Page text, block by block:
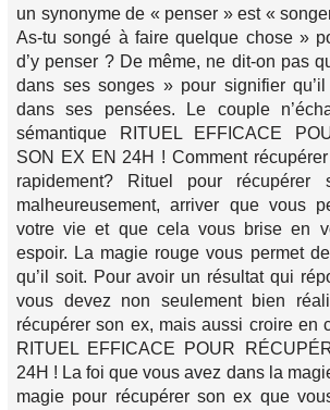
un synonyme de « penser » est «
As-tu songé à faire quelque chose »
d’y penser ? De même, ne dit-on pas
dans ses songes » pour signifier qu’il
dans ses pensées. Le couple
sémantique RITUEL EFFICACE
SON EX EN 24H ! Comment
rapidement? Rituel pour
malheureusement, arriver que vous
votre vie et que cela vous brise en
espoir. La magie rouge vous permet
qu’il soit. Pour avoir un résultat qui
vous devez non seulement bien
récupérer son ex, mais aussi croire en
RITUEL EFFICACE POUR
24H ! La foi que vous avez dans la
magie pour récupérer son ex que